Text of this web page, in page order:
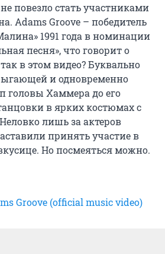
повезло стать участниками
Adams Groove – победитель
1991 года в номинации
песня», что говорит о
в этом видео? Буквально
и одновременно
головы Хаммера до его
в ярких костюмах с
лишь за актеров
принять участие в
Но посмеяться можно.
Groove (official music video)